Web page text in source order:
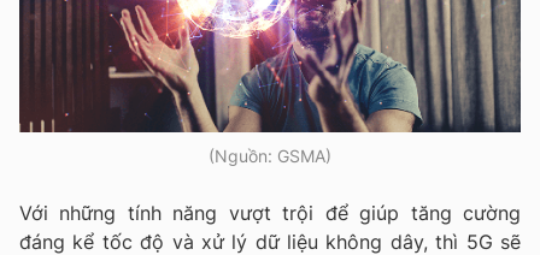
(Nguồn: GSMA)
Với những tính năng vượt trội để giúp tăng cường
đáng kể tốc độ và xử lý dữ liệu không dây, thì 5G sẽ